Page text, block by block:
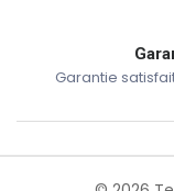
Garantie